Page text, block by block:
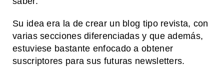
Su idea era la de crear un blog tipo revista, con
varias secciones diferenciadas y que además,
estuviese bastante enfocado a obtener
suscriptores para sus futuras newsletters.